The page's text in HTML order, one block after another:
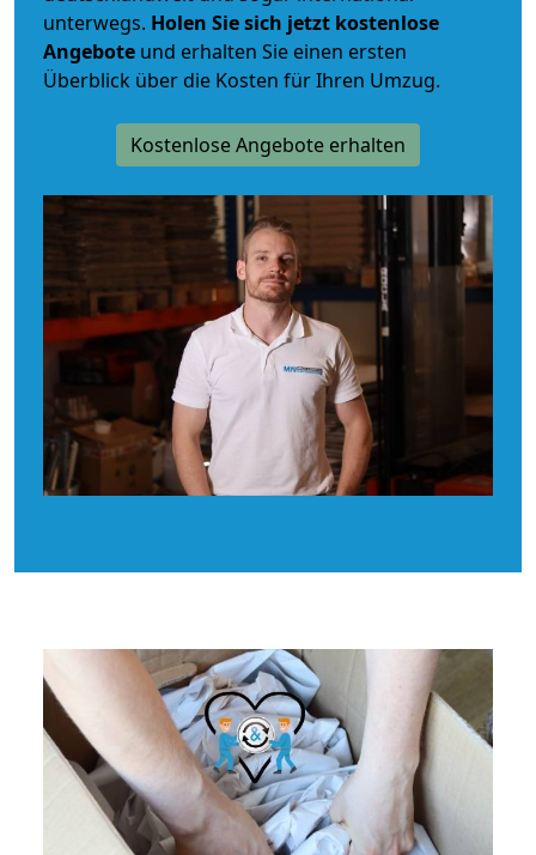
unterwegs. Holen Sie sich jetzt kostenlose
Angebote und erhalten Sie einen ersten
Überblick über die Kosten für Ihren Umzug.
Kostenlose Angebote erhalten